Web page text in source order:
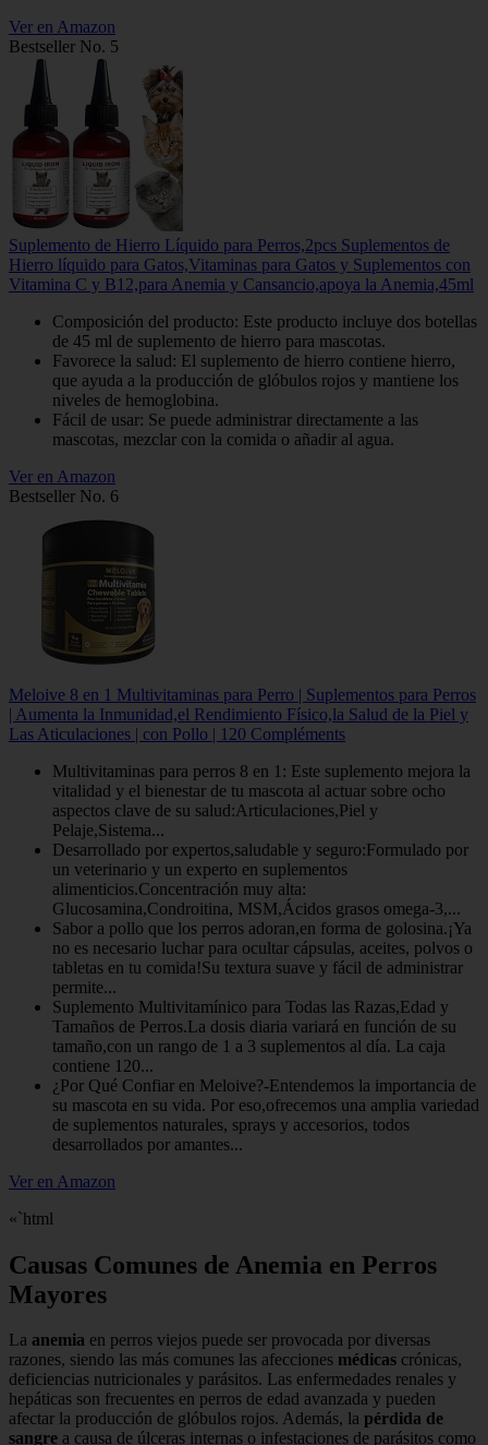
Ver en Amazon
Bestseller No. 5
Suplemento de Hierro Líquido para Perros,2pcs Suplementos de
Hierro líquido para Gatos,Vitaminas para Gatos y Suplementos con
Vitamina C y B12,para Anemia y Cansancio,apoya la Anemia,45ml
Composición del producto: Este producto incluye dos botellas
de 45 ml de suplemento de hierro para mascotas.
Favorece la salud: El suplemento de hierro contiene hierro,
que ayuda a la producción de glóbulos rojos y mantiene los
niveles de hemoglobina.
Fácil de usar: Se puede administrar directamente a las
mascotas, mezclar con la comida o añadir al agua.
Ver en Amazon
Bestseller No. 6
Meloive 8 en 1 Multivitaminas para Perro | Suplementos para Perros
| Aumenta la Inmunidad,el Rendimiento Físico,la Salud de la Piel y
Las Aticulaciones | con Pollo | 120 Compléments
Multivitaminas para perros 8 en 1: Este suplemento mejora la
vitalidad y el bienestar de tu mascota al actuar sobre ocho
aspectos clave de su salud:Articulaciones,Piel y
Pelaje,Sistema...
Desarrollado por expertos,saludable y seguro:Formulado por
un veterinario y un experto en suplementos
alimenticios.Concentración muy alta:
Glucosamina,Condroitina, MSM,Ácidos grasos omega-3,...
Sabor a pollo que los perros adoran,en forma de golosina.¡Ya
no es necesario luchar para ocultar cápsulas, aceites, polvos o
tabletas en tu comida!Su textura suave y fácil de administrar
permite...
Suplemento Multivitamínico para Todas las Razas,Edad y
Tamaños de Perros.La dosis diaria variará en función de su
tamaño,con un rango de 1 a 3 suplementos al día. La caja
contiene 120...
¿Por Qué Confiar en Meloive?-Entendemos la importancia de
su mascota en su vida. Por eso,ofrecemos una amplia variedad
de suplementos naturales, sprays y accesorios, todos
desarrollados por amantes...
Ver en Amazon
«`html
Causas Comunes de Anemia en Perros
Mayores
La anemia en perros viejos puede ser provocada por diversas
razones, siendo las más comunes las afecciones médicas crónicas,
deficiencias nutricionales y parásitos. Las enfermedades renales y
hepáticas son frecuentes en perros de edad avanzada y pueden
afectar la producción de glóbulos rojos. Además, la pérdida de
sangre a causa de úlceras internas o infestaciones de parásitos como